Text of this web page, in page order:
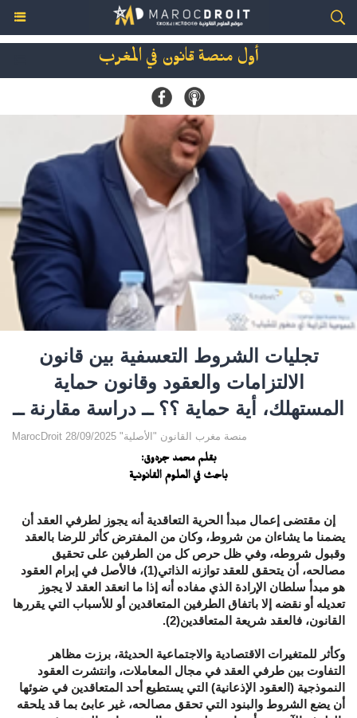
أول منصة قانون في المغرب
تجليات الشروط التعسفية بين قانون
الالتزامات والعقود وقانون حماية
المستهلك، أية حماية ؟؟ ــ دراسة مقارنة ــ
MarocDroit منصة مغرب القانون "الأصلية" 28/09/2025
بقلم محمد جردوق:
باحث في العلوم القانونية
إن مقتضى إعمال مبدأ الحرية التعاقدية أنه يجوز لطرفي العقد أن
يضمنا ما يشاءان من شروط، وكان من المفترض كأثر للرضا بالعقد
وقبول شروطه، وفي ظل حرص كل من الطرفين على تحقيق
مصالحه، أن يتحقق للعقد توازنه الذاتي(1)، فالأصل في إبرام العقود
هو مبدأ سلطان الإرادة الذي مفاده أنه إذا ما انعقد العقد لا يجوز
تعديله أو نقضه إلا باتفاق الطرفين المتعاقدين أو للأسباب التي يقررها
القانون، فالعقد شريعة المتعاقدين(2).
وكأثر للمتغيرات الاقتصادية والاجتماعية الحديثة، برزت مظاهر
التفاوت بين طرفي العقد في مجال المعاملات، وانتشرت العقود
النموذجية (العقود الإذعانية) التي يستطيع أحد المتعاقدين في ضوئها
أن يضع الشروط والبنود التي تحقق مصالحه، غير عابئ بما قد يلحقه